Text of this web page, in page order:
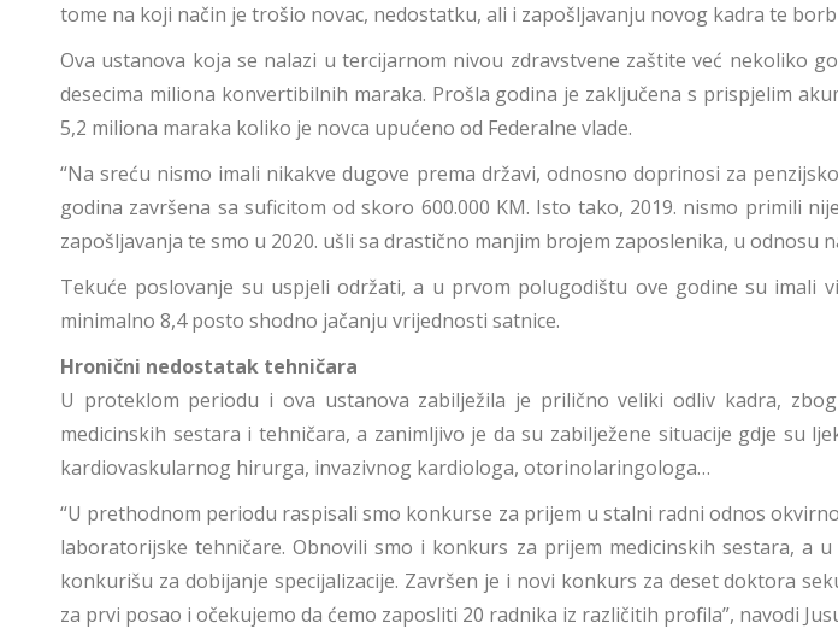
tome na koji način je trošio novac, nedostatku, ali i zapošljavanju novog kadra te
Ova ustanova koja se nalazi u tercijarnom nivou zdravstvene zaštite već nekoliko
desecima miliona konvertibilnih maraka. Prošla godina je zaključena s prispjelim
5,2 miliona maraka koliko je novca upućeno od Federalne vlade.
“Na sreću nismo imali nikakve dugove prema državi, odnosno doprinosi za
godina završena sa suficitom od skoro 600.000 KM. Isto tako, 2019. nismo primili
zapošljavanja te smo u 2020. ušli sa drastično manjim brojem zaposlenika, u odnosu
Tekuće poslovanje su uspjeli održati, a u prvom polugodištu ove godine su imali
minimalno 8,4 posto shodno jačanju vrijednosti satnice.
Hronični nedostatak tehničara
U proteklom periodu i ova ustanova zabilježila je prilično veliki odliv kadra,
medicinskih sestara i tehničara, a zanimljivo je da su zabilježene situacije gdje
kardiovaskularnog hirurga, invazivnog kardiologa, otorinolaringologa…
“U prethodnom periodu raspisali smo konkurse za prijem u stalni radni odnos
laboratorijske tehničare. Obnovili smo i konkurs za prijem medicinskih sestara,
konkurišu za dobijanje specijalizacije. Završen je i novi konkurs za deset doktora
za prvi posao i očekujemo da ćemo zaposliti 20 radnika iz različitih profila”, navodi